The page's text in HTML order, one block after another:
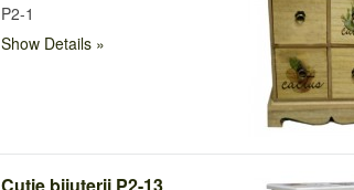
P2-1
Show Details